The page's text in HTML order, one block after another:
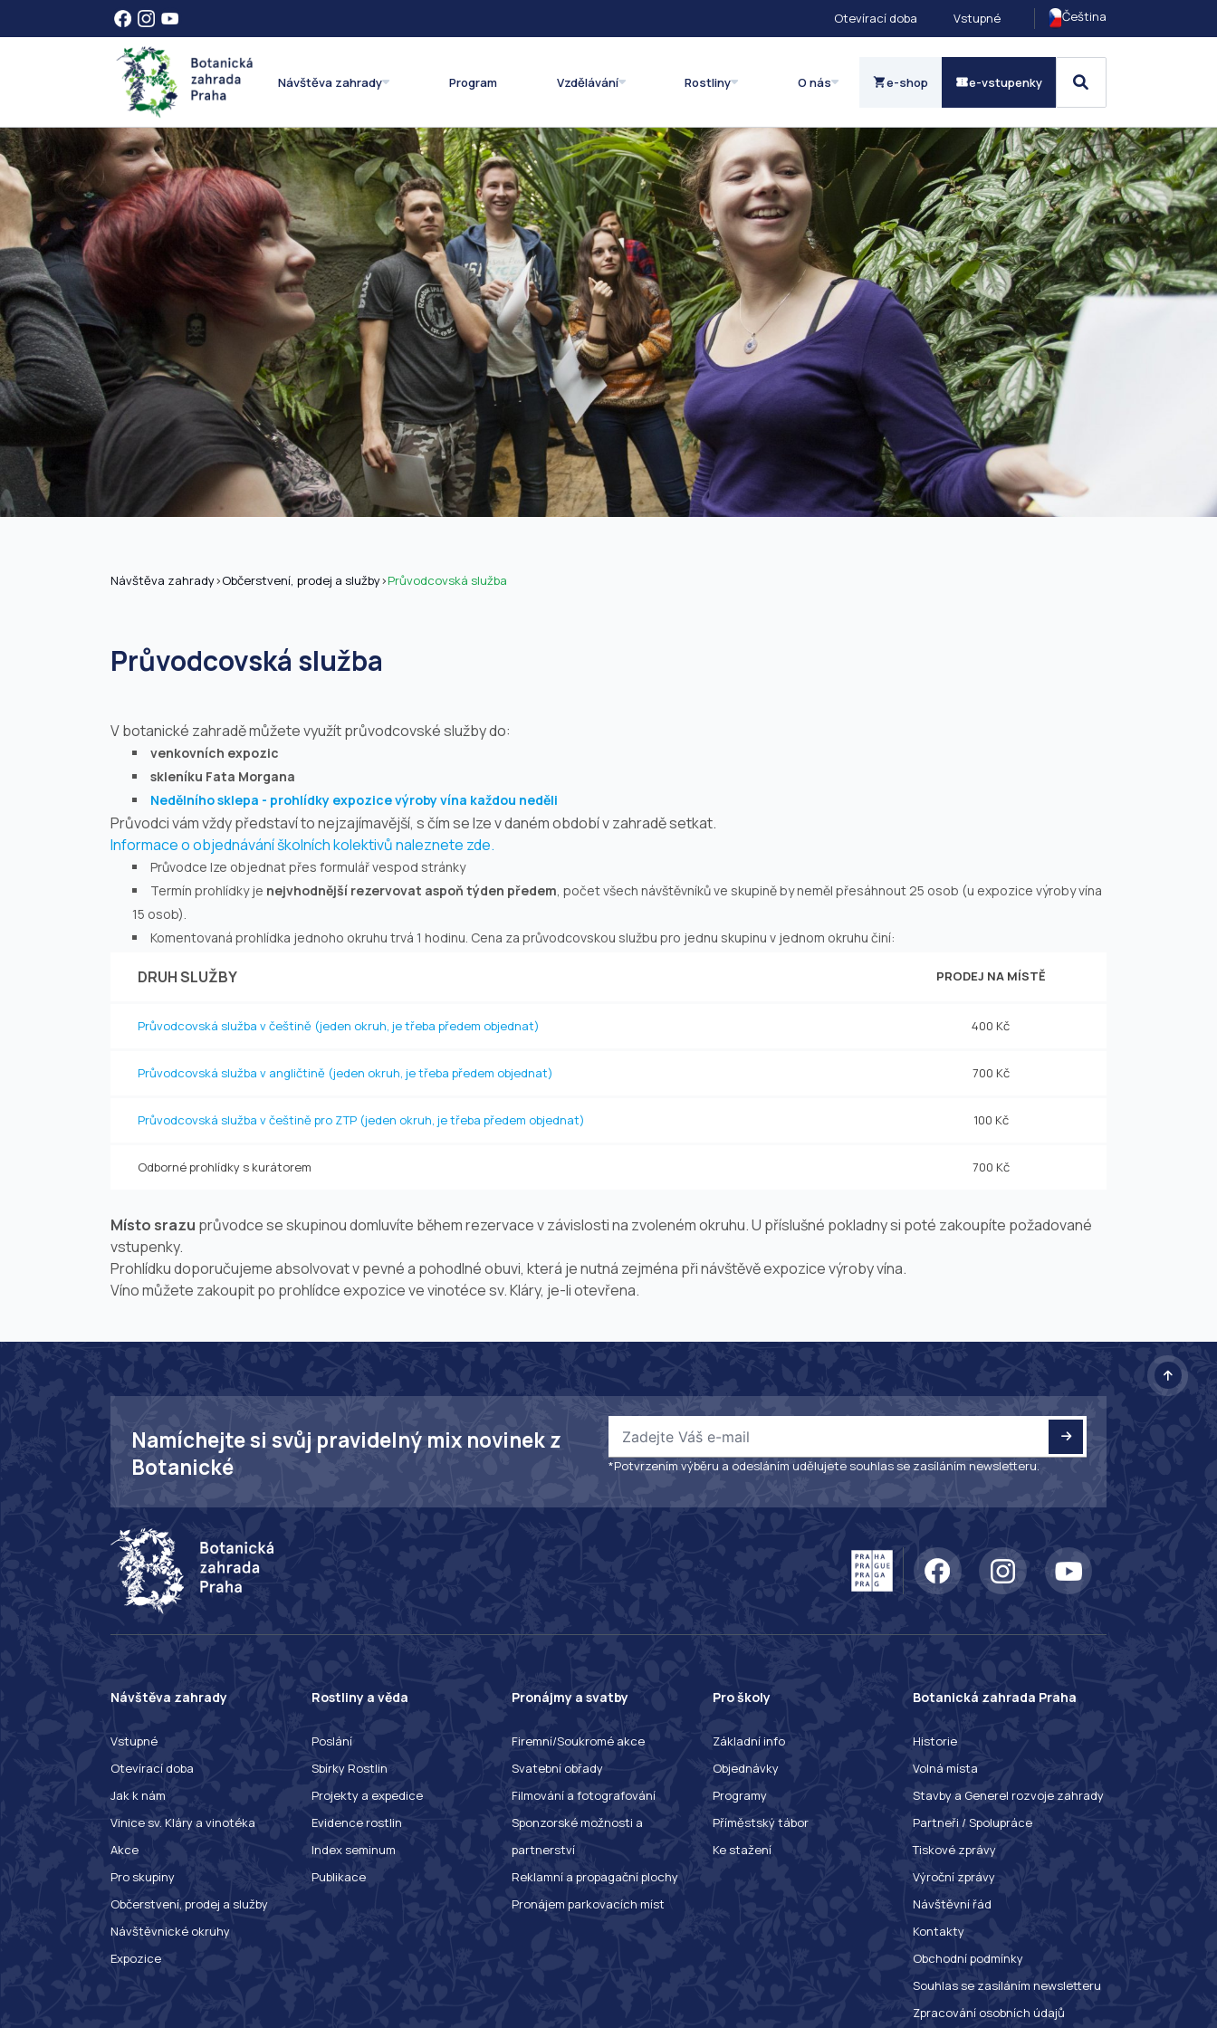
Otevírací doba Vstupné Čeština
Návštěva zahrady Program Vzdělávání Rostliny O nás e-shop e-vstupenky
Návštěva zahrady>Občerstvení, prodej a služby>Průvodcovská služba
Průvodcovská služba
V botanické zahradě můžete využít průvodcovské služby do:
venkovních expozic
skleníku Fata Morgana
Nedělního sklepa - prohlídky expozice výroby vína každou neděli
Průvodci vám vždy představí to nejzajímavější, s čím se lze v daném období v zahradě setkat.
Informace o objednávání školních kolektivů naleznete zde.
Průvodce lze objednat přes formulář vespod stránky
Termín prohlídky je nejvhodnější rezervovat aspoň týden předem , počet všech návštěvníků ve skupině by neměl přesáhnout 25 osob (u expozice výroby vína
15 osob).
Komentovaná prohlídka jednoho okruhu trvá 1 hodinu. Cena za průvodcovskou službu pro jednu skupinu v jednom okruhu činí:
DRUH SLUŽBY PRODEJ NA MÍSTĚ
Průvodcovská služba v češtině (jeden okruh, je třeba předem objednat) 400 Kč
Průvodcovská služba v angličtině (jeden okruh, je třeba předem objednat) 700 Kč
Průvodcovská služba v češtině pro ZTP (jeden okruh, je třeba předem objednat) 100 Kč
Odborné prohlídky s kurátorem 700 Kč
Místo srazu průvodce se skupinou domluvíte během rezervace v závislosti na zvoleném okruhu. U příslušné pokladny si poté zakoupíte požadované
vstupenky.
Prohlídku doporučujeme absolvovat v pevné a pohodlné obuvi, která je nutná zejména při návštěvě expozice výroby vína.
Víno můžete zakoupit po prohlídce expozice ve vinotéce sv. Kláry, je-li otevřena.
Namíchejte si svůj pravidelný mix novinek z
Botanické
*Potvrzením výběru a odesláním udělujete souhlas se zasíláním newsletteru.
Návštěva zahrady
Vstupné
Otevírací doba
Jak k nám
Vinice sv. Kláry a vinotéka
Akce
Pro skupiny
Občerstvení, prodej a služby
Návštěvnické okruhy
Expozice
Rostliny a věda
Poslání
Sbírky Rostlin
Projekty a expedice
Evidence rostlin
Index seminum
Publikace
Pronájmy a svatby
Firemní/Soukromé akce
Svatební obřady
Filmování a fotografování
Sponzorské možnosti a
partnerství
Reklamní a propagační plochy
Pronájem parkovacích míst
Pro školy
Základní info
Objednávky
Programy
Příměstský tábor
Ke stažení
Botanická zahrada Praha
Historie
Volná místa
Stavby a Generel rozvoje zahrady
Partneři / Spolupráce
Tiskové zprávy
Výroční zprávy
Návštěvní řád
Kontakty
Obchodní podmínky
Souhlas se zasíláním newsletteru
Zpracování osobních údajů